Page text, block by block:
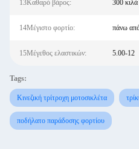
13Καθαρό βάρος: 300 κιλά
14Μέγιστο φορτίο: πάνω
15Μέγεθος ελαστικών: 5.00-12
Tags:
Κινεζική τρίτροχη μοτοσικλέτα
ποδήλατο παράδοσης φορτίου